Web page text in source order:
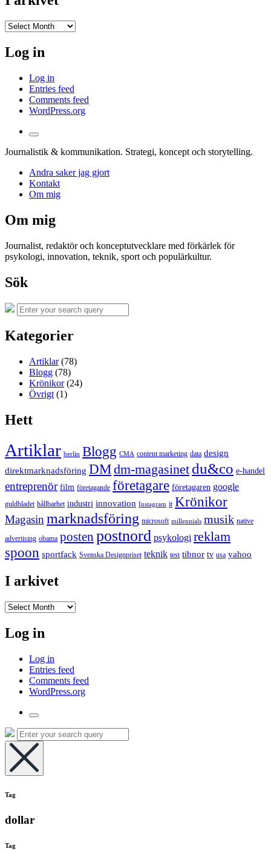
Log in
Log in
Entries feed
Comments feed
WordPress.org
Toggle
the
search
Journalistik & kommunikation. Strategi, koncept och storytelling.
Andra saker jag gjort
Kontakt
Om mig
Om mig
Journalist, redaktör och konceptutvecklare med förkärlek för
psykologi, innovation, teknik, sport och populärkultur.
Sök
Search
for:
Search
Kategorier
Artiklar(78)
Blogg (78)
Krönikor(24)
Övrigt (1)
Hett
Artiklar berlin Blogg CMA content marketing data design
direktmarknadsföring DMdm-magasinet du&co e-handel
entreprenör film företagande företagare företagaren google
guldbladet hållbarhet industri innovation Instagram it Krönikor
Magasin marknadsföring microsoft millennials musik native
advertising obama posten postnord psykologi reklam
spoon sportfack Svenska Designpriset teknik test tibnor tv usa yahoo
I arkivet
Log in
Log in
Entries feed
Comments feed
WordPress.org
Toggle
the
search
field
Search
for:
Search
Hide
Tag
dollar
Tag